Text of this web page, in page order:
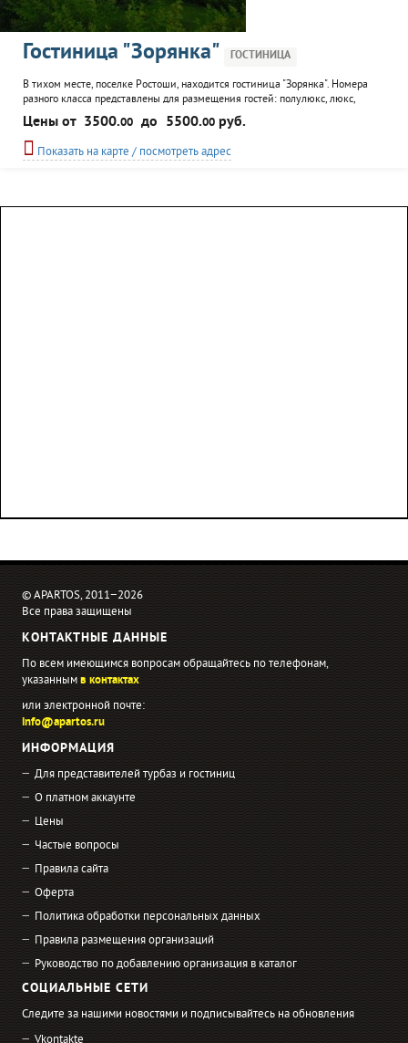
Гостиница "Зорянка" ГОСТИНИЦА
В тихом месте, поселке Ростоши, находится гостиница "Зорянка". Номера
разного класса представлены для размещения гостей: полулюкс, люкс,
стандарт. Все они мебелированны и оснащены необходимым для
комфортного отдыха.
Цены от 3500.00 до 5500.00 руб.
Показать на карте / посмотреть адрес
© APARTOS, 2011−2026
Все права защищены
КОНТАКТНЫЕ ДАННЫЕ
По всем имеющимся вопросам обращайтесь по телефонам,
указаннымв контактах
или электронной почте:
info@apartos.ru
ИНФОРМАЦИЯ
Для представителей турбаз и гостиниц
О платном аккаунте
Цены
Частые вопросы
Правила сайта
Оферта
Политика обработки персональных данных
Правила размещения организаций
Руководство по добавлению организация в каталог
СОЦИАЛЬНЫЕ СЕТИ
Следите за нашими новостями и подписывайтесь на обновления